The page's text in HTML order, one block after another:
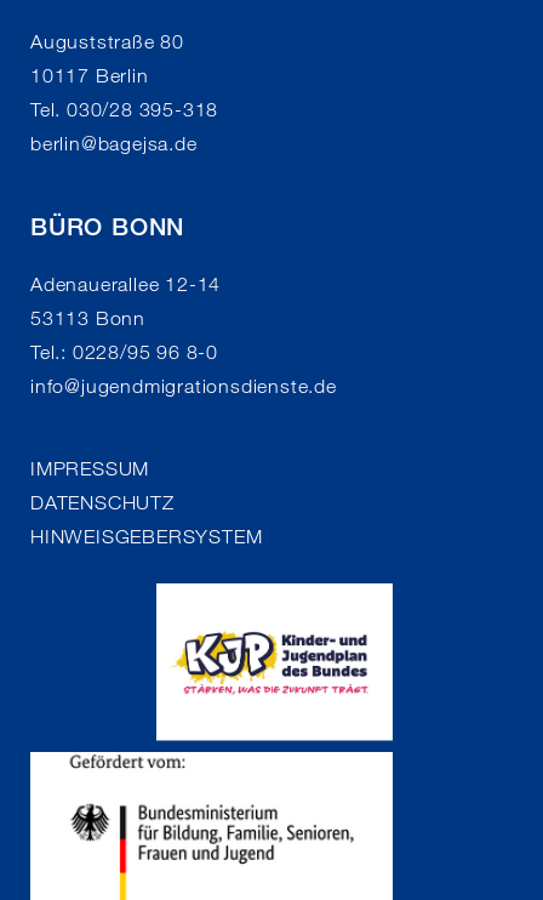
Auguststraße 80
10117 Berlin
Tel. 030/28 395-318
berlin@bagejsa.de
BÜRO BONN
Adenauerallee 12-14
53113 Bonn
Tel.: 0228/95 96 8-0
info@jugendmigrationsdienste.de
IMPRESSUM
DATENSCHUTZ
HINWEISGEBERSYSTEM